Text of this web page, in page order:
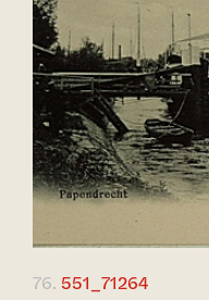
76. 551_71264